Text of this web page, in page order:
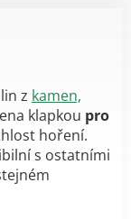
z kamen,
klapkou pro
hoření.
s ostatními